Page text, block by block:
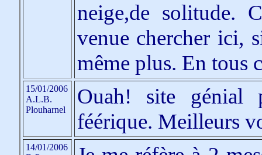
neige,de solitude.
venue chercher ici,
même plus. En tous
15/01/2006
A.L.B.
Plouharnel
Ouah! site génial
féérique. Meilleurs
14/01/2006